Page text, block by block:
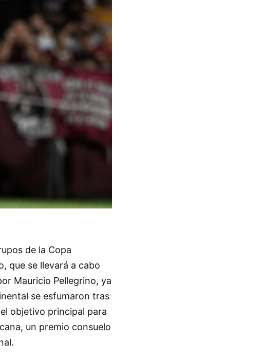
de la Copa
que se llevará a cabo
Mauricio Pellegrino, ya
se esfumaron tras
objetivo principal para
un premio consuelo